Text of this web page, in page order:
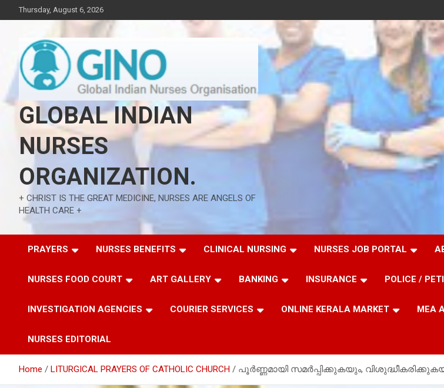
to
Thursday, August 6, 2026
GLOBAL INDIAN
NURSES
ORGANIZATION.
+ CHRIST IS THE GREAT MEDICINE, NURSES ARE ANGELS OF
HEALTH CARE +
PRAYERS NURSES BENEFITS CLINICAL NURSING NURSES JOB PORTAL
NURSES FOOD COURT ART GALLERY BANKING INSURANCE POLICE /
INVESTIGATION AGENCIES COURIER SERVICES ONLINE KERALA MARKET MEA
NURSES EDITORIAL
Home LITURGICAL PRAYERS OF CATHOLIC CHURCH പൂര്‍ണ്ണമായി സമര്‍പ്പിക്കുകയും,